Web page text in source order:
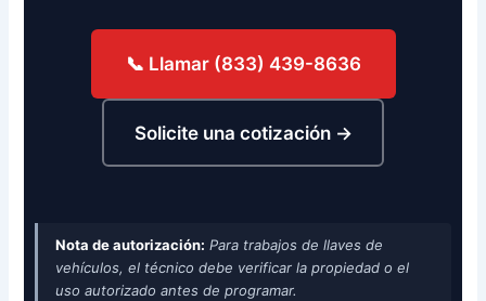
📞 Llamar (833) 439-8636
Solicite una cotización →
Nota de autorización: Para trabajos de llaves de
vehículos, el técnico debe verificar la propiedad o el
uso autorizado antes de programar.